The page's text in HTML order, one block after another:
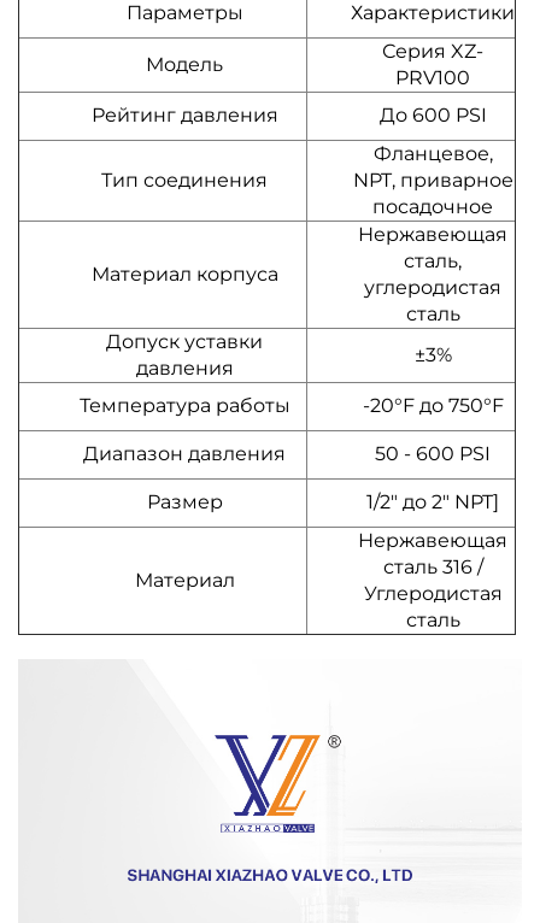
Параметры
Характеристики
Модель
Серия XZ-
PRV100
Рейтинг давления
До 600 PSI
Тип соединения
Фланцевое,
NPT, приварное
посадочное
Материал корпуса
Нержавеющая
сталь,
углеродистая
сталь
Допуск уставки
давления
±3%
Температура работы -20°F до 750°F
Диапазон давления 50 - 600 PSI
Размер 1/2" до 2" NPT]
Материал
Нержавеющая
сталь 316 /
Углеродистая
сталь